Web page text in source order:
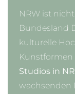
NRW ist
Bundesland
kulturelle
Studios in
wachsenden